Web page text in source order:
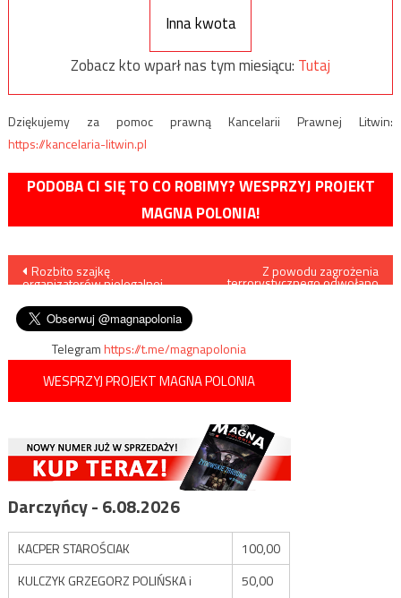
Inna kwota
Zobacz kto wparł nas tym miesiącu: Tutaj
Dziękujemy za pomoc prawną Kancelarii Prawnej Litwin:
https://kancelaria-litwin.pl
PODOBA CI SIĘ TO CO ROBIMY? WESPRZYJ PROJEKT
MAGNA POLONIA!
Nawigacja
wpisu
Rozbito szajkę
organizatorów nielegalnej
Z powodu zagrożenia
terrorystycznego odwołano
Telegramhttps://t.me/magnapolonia
WESPRZYJ PROJEKT MAGNA POLONIA
Darczyńcy - 6.08.2026
KACPER STAROŚCIAK
100,00
KULCZYK GRZEGORZ POLIŃSKA i
50,00